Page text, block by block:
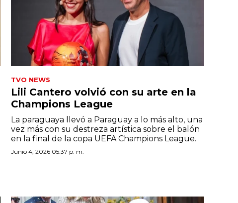
TVO NEWS
Lili Cantero volvió con su arte en la
Champions League
La paraguaya llevó a Paraguay a lo más alto, una
vez más con su destreza artística sobre el balón
en la final de la copa UEFA Champions League.
Junio 4, 2026 05:37 p. m.